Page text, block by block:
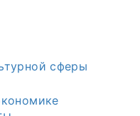
сферы